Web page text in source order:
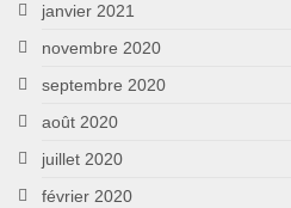
janvier 2021
novembre 2020
septembre 2020
août 2020
juillet 2020
février 2020